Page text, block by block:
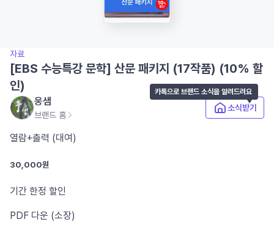
자료
[EBS 수능특강 문학] 산문 패키지 (17작품) (10% 할
인)
웅샘
브랜드 홈
소식받기
카톡으로 브랜드 소식을 알려드려요
열람+출력 (대여)
30,000원
기간 한정 할인
PDF 다운 (소장)